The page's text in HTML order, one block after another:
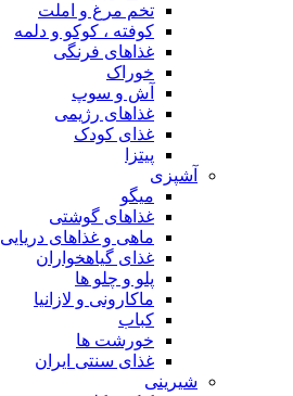
تخم مرغ و املت
کوفته ، کوکو و دلمه
غذاهای فرنگی
خوراک
آش و سوپ
غذاهای رژیمی
غذای کودک
پیتزا
آشپزی
میگو
غذاهای گوشتی
ماهی و غذاهای دریایی
غذای گیاهخواران
پلو و چلو ها
ماکارونی و لازانیا
کباب
خورشت ها
غذای سنتی ایران
شیرینی